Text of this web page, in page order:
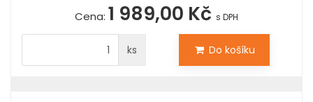
Cena: 1 989,00 Kč s DPH
ks Do košíku